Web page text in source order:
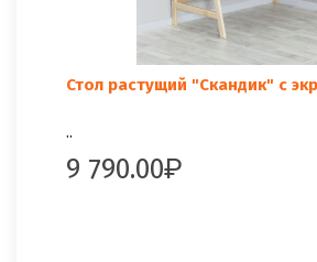
Стол растущий "Скандик" с
..
9 790.00